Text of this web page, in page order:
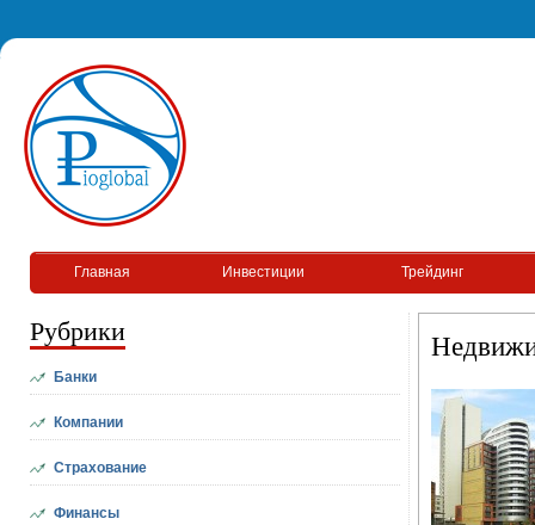
Главная Инвестиции Трейдинг
Рубрики
Банки
Компании
Страхование
Финансы